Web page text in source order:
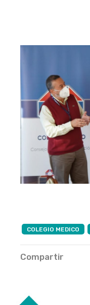
COLEGIO MEDICO
Compartir